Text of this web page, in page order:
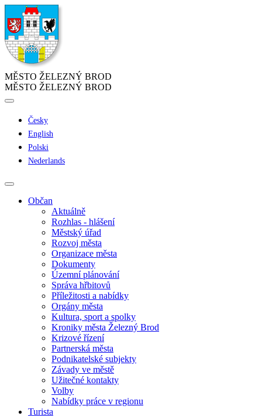
MĚSTO ŽELEZNÝ BROD
MĚSTO ŽELEZNÝ BROD
Česky
English
Polski
Nederlands
Občan
Aktuálně
Rozhlas - hlášení
Městský úřad
Rozvoj města
Organizace města
Dokumenty
Územní plánování
Správa hřbitovů
Příležitosti a nabídky
Orgány města
Kultura, sport a spolky
Kroniky města Železný Brod
Krizové řízení
Partnerská města
Podnikatelské subjekty
Závady ve městě
Užitečné kontakty
Volby
Nabídky práce v regionu
Turista